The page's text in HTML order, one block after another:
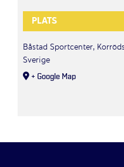
PLATS
Båstad Sportcenter,
Sverige
+ Google Map